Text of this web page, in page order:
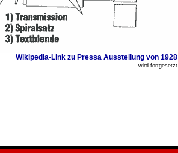
Wikipedia-Link zu Pressa Ausstellung von 1928
wird fortgesetzt